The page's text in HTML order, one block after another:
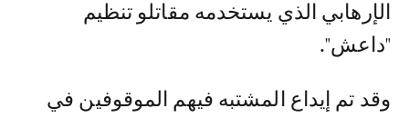
الإرهابي الذي يستخدمه مقاتلو تنظيم
"داعش".
وقد تم إيداع المشتبه فيهم الموقوفين في